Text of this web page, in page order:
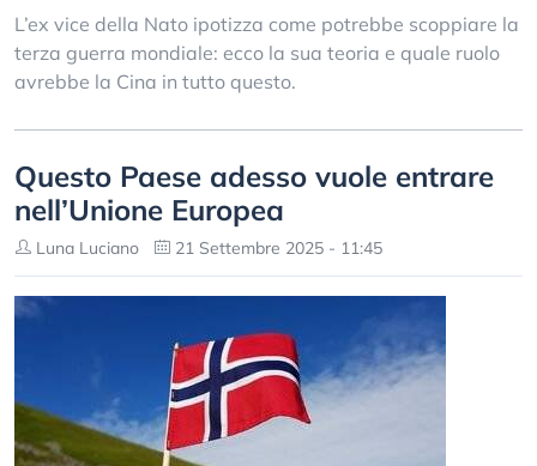
L’ex vice della Nato ipotizza come potrebbe scoppiare la
terza guerra mondiale: ecco la sua teoria e quale ruolo
avrebbe la Cina in tutto questo.
Questo Paese adesso vuole entrare
nell’Unione Europea
Luna Luciano 21 Settembre 2025 - 11:45